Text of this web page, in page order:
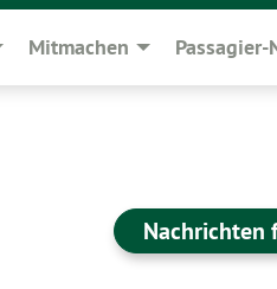
Mitmachen
Nachrichten